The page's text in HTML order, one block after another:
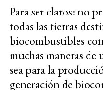
Para ser claros: no
todas las tierras
biocombustibles
muchas maneras de
sea para la
generación de